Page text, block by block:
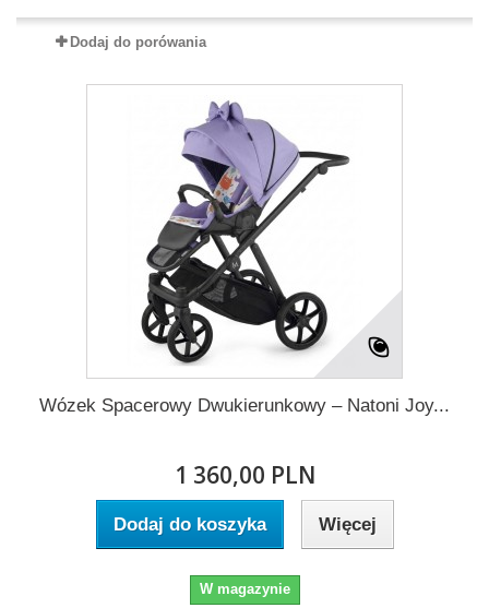
Dodaj do porówania
Wózek Spacerowy Dwukierunkowy – Natoni Joy...
1 360,00 PLN
Dodaj do koszyka Więcej
W magazynie